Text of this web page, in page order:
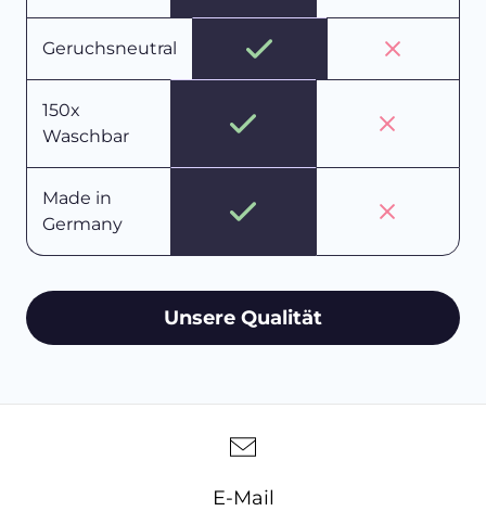
Geruchsneutral
150x
Waschbar
Made in
Germany
Unsere Qualität
E-Mail